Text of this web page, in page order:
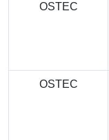
OSTEC
OSTEC